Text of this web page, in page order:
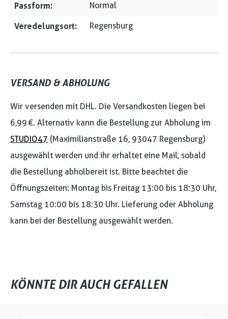
Passform: Normal
Veredelungsort: Regensburg
VERSAND & ABHOLUNG
Wir versenden mit DHL. Die Versandkosten liegen bei
6,99 €. Alternativ kann die Bestellung zur Abholung im
STUDIO47 (Maximilianstraße 16, 93047 Regensburg)
ausgewählt werden und ihr erhaltet eine Mail, sobald
die Bestellung abholbereit ist. Bitte beachtet die
Öffnungszeiten: Montag bis Freitag 13:00 bis 18:30 Uhr,
Samstag 10:00 bis 18:30 Uhr. Lieferung oder Abholung
kann bei der Bestellung ausgewählt werden.
KÖNNTE DIR AUCH GEFALLEN